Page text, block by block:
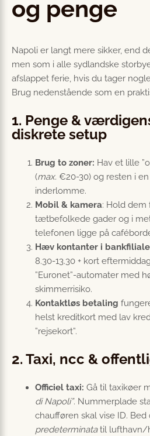
og penge
Napoli er langt mere sikker, end
men som i alle sydlandske
afslappet ferie, hvis du tager
Brug nedenstående som en
1. Penge &
diskrete setup
Brug to zoner: Hav et lille
(max. €20-30) og resten i
inderlomme.
Mobil & kamera: Hold dem
tætbefolkede gader og i
telefonen ligge på
Hæv kontanter i
8.30-13.30 + kort
”Euronet”-automater med
skimmerrisiko.
Kontaktløs betaling
helst kreditkort med lav
”rejsekort”.
2. Taxi, ncc &
Officiel taxi: Gå til taxikøer
di Napoli”. Nummerplade
chaufføren skal vise ID. Bed
predeterminatatil lufthavn/